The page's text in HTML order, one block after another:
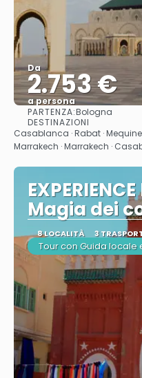
Da
2.753 €
a persona
PARTENZA:Bologna
DESTINAZIONI
Casablanca · Rabat ·
Marrakech · Marrakech ·
Magia dei
8 LOCALITÀ 3
Tour con Guida locale